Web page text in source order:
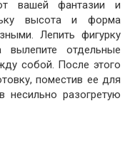
вашей фантазии и
высота и форма
Лепить фигурку
отдельные
собой. После этого
поместив ее для
разогретую